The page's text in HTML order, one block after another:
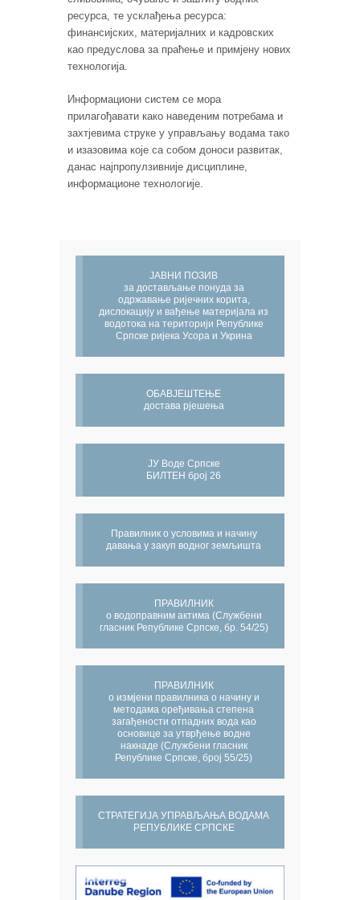
ресурса, те усклађења ресурса:
финансијских, материјалних и кадровских
као предуслова за праћење и примјену нових
технологија.
Информациони систем се мора
прилагођавати како наведеним потребама и
захтјевима струке у управљању водама тако
и изазовима које са собом доноси развитак,
данас најпропулзивније дисциплине,
информационе технологије.
ЈАВНИ ПОЗИВ
за достављање понуда за
одржавање ријечних корита,
дислокацију и вађење материјала из
водотока на територији Републике
Српске ријека Усора и Укрина
ОБАВЈЕШТЕЊЕ
достава рјешења
ЈУ Воде Српске
БИЛТЕН број 26
Правилник о условима и начину
давања у закуп водног земљишта
ПРАВИЛНИК
о водоправним актима (Службени
гласник Републике Српске, бр. 54/25)
ПРАВИЛНИК
о измјени правилника о начину и
методама оређивања степена
загађености отпадних вода као
основице за утврђење водне
накнаде (Службени гласник
Републике Српске, број 55/25)
СТРАТЕГИЈА УПРАВЉАЊА ВОДАМА
РЕПУБЛИКЕ СРПСКЕ